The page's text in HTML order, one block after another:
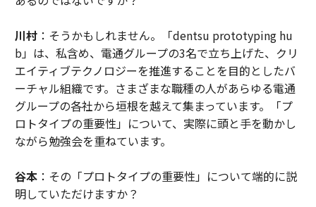
川村：そうかもしれません。「dentsu prototyping hu
b」は、私含め、電通グループの3名で立ち上げた、クリ
エイティブテクノロジーを推進することを目的としたバ
ーチャル組織です。さまざまな職種の人があらゆる電通
グループの各社から垣根を越えて集まっています。「プ
ロトタイプの重要性」について、実際に頭と手を動かし
ながら勉強会を重ねています。
谷本：その「プロトタイプの重要性」について端的に説
明していただけますか？